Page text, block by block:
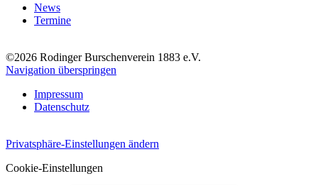
News
Termine
©2026 Rodinger Burschenverein 1883 e.V.
Navigation überspringen
Impressum
Datenschutz
Privatsphäre-Einstellungen ändern
Cookie-Einstellungen